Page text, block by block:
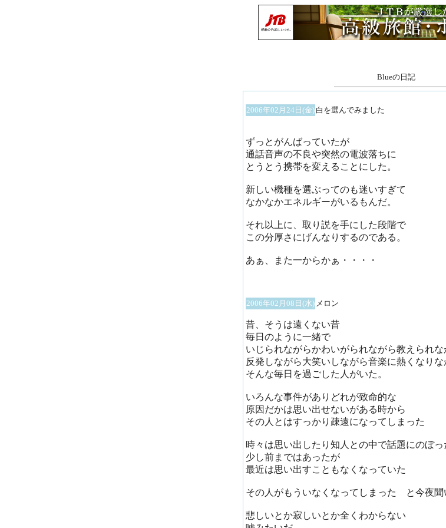
Blueの日記
2006年02月24日(金) 白を選んでみました
ずっとがんばっていたが
通話音声の不良や突然の電波落ちに
とうとう携帯を変えることにした。
新しい機種を選ぶってのも迷いすぎて
なかなかエネルギーがいるもんだ。
それ以上に、取り説を手にした段階で
この分厚さにげんなりするのである。
あぁ、また一からかぁ・・・・
2006年02月08日(水) メロン
昔、そうは遠くない昔
毎日のように一緒で
いじられながらかわいがられながら教えられな
反発しながら大笑いしながら音楽に熱くなりな
そんな毎日を過ごした人がいた。
いろんな事件がありどれが致命的な
原因だかは思い出せないがある時から
その人とはすっかり疎遠になってしまった
時々は思い出したり知人との中で話題にのぼっ
少し前まではあったが
最近は思い出すこともなくなっていた
その人がもういなくなってしまった と今夜聞
悲しいとか寂しいとか全くわからない